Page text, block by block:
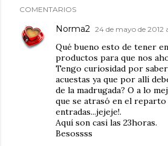
COMENTARIOS
Norma2 24 de mayo de 2012
Qué bueno esto de tener
productos para que nos
Tengo curiosidad por
acuestas ya que por allí
de la madrugada? O a lo
que se atrasó en el reparto
entradas...jejeje!.
Aquí son casi las 23horas.
Besossss